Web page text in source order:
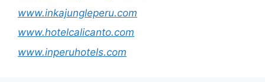
www.inkajungleperu.com
www.hotelcalicanto.com
www.inperuhotels.com